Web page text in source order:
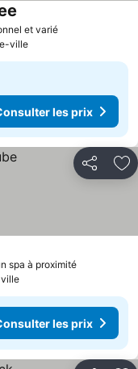
et variéConsulter
ville
les prix
Partager
spa à proximité
les prix